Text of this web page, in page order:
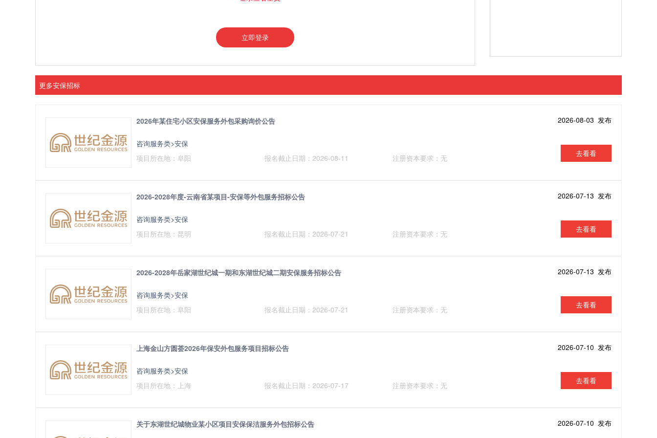
立即登录
更多安保招标
2026年某住宅小区安保服务外包采购询价公告
咨询服务类>安保
项目所在地：阜阳
报名截止日期：2026-08-11 注册资本要求：无
2026-08-03 发布
去看看
2026-2028年度-云南省某项目-安保等外包服务招标公告
咨询服务类>安保
项目所在地：昆明
报名截止日期：2026-07-21 注册资本要求：无
2026-07-13 发布
去看看
2026-2028年岳家湖世纪城一期和东湖世纪城二期安保服务招标公告
咨询服务类>安保
项目所在地：阜阳
报名截止日期：2026-07-21 注册资本要求：无
2026-07-13 发布
去看看
上海金山方圆荟2026年保安外包服务项目招标公告
咨询服务类>安保
项目所在地：上海
报名截止日期：2026-07-17 注册资本要求：无
2026-07-10 发布
去看看
关于东湖世纪城物业某小区项目安保保洁服务外包招标公告 2026-07-10 发布